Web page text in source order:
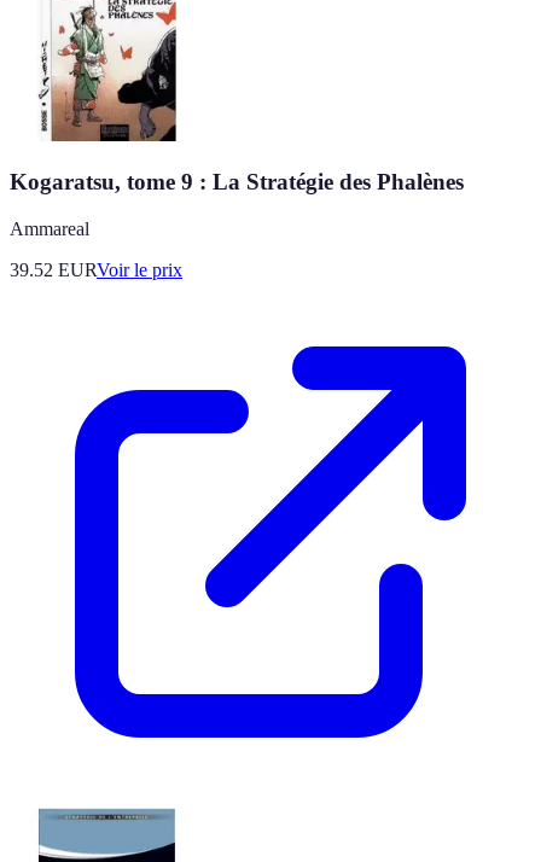
Kogaratsu, tome 9 : La Stratégie des Phalènes
Ammareal
39.52 EURVoir le prix